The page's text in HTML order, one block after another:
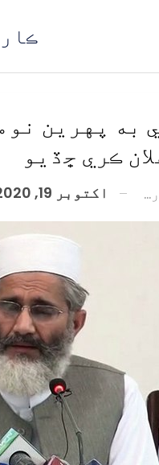
به پهرين
ڪري ڇڏيو
اکتوبر 19, 2020